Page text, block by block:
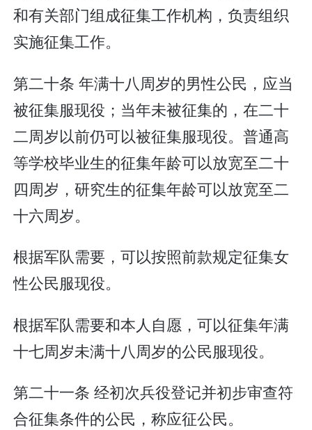
和有关部门组成征集工作机构，负责组织
实施征集工作。
第二十条 年满十八周岁的男性公民，应当
被征集服现役；当年未被征集的，在二十
二周岁以前仍可以被征集服现役。普通高
等学校毕业生的征集年龄可以放宽至二十
四周岁，研究生的征集年龄可以放宽至二
十六周岁。
根据军队需要，可以按照前款规定征集女
性公民服现役。
根据军队需要和本人自愿，可以征集年满
十七周岁未满十八周岁的公民服现役。
第二十一条 经初次兵役登记并初步审查符
合征集条件的公民，称应征公民。